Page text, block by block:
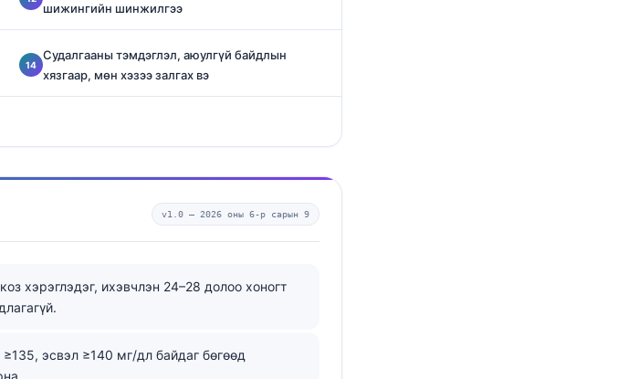
шижингийн шинжилгээ
Судалгааны тэмдэглэл, аюулгүй байдлын
хязгаар, мөн хэзээ залгах вэ
v1.0 — 2026 оны 6-р сарын 9
хэрэглэдэг, ихэвчлэн 24–28 долоо хоногт
эсвэл ≥140 мг/дл байдаг бөгөөд